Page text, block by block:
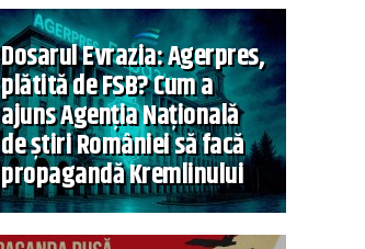
Dosarul Evrazia: Agerpres,
plătită de FSB? Cum a
ajuns Agenția Națională
de știri României să facă
propagandă Kremlinului